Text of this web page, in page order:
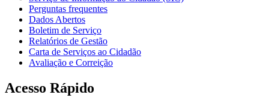
Perguntas frequentes
Dados Abertos
Boletim de Serviço
Relatórios de Gestão
Carta de Serviços ao Cidadão
Avaliação e Correição
Acesso Rápido